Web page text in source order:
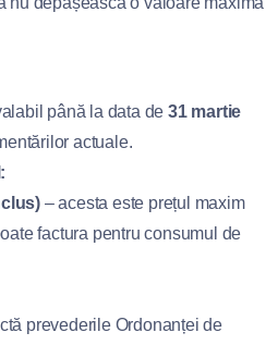
până la data de 31 martie
actuale.
– acesta este prețul maxim
factura pentru consumul de
prevederile Ordonanței de